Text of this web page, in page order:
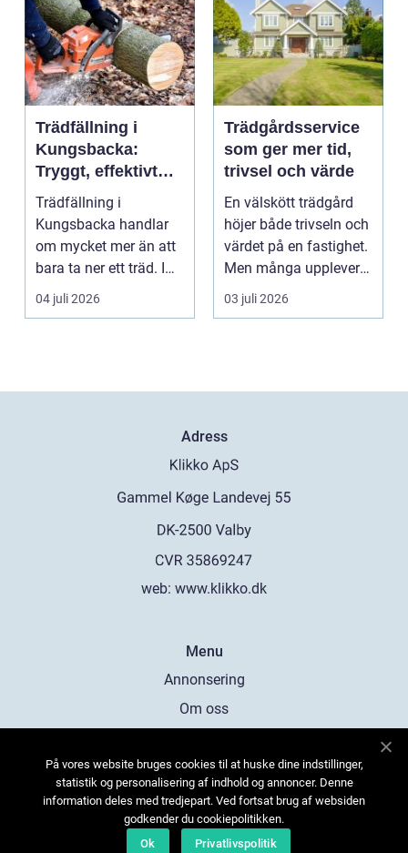
Trädfällning i
Kungsbacka:
Tryggt, effektivt
och med omtanke
om hela tomten
Trädfällning i
Kungsbacka handlar
om mycket mer än att
bara ta ner ett träd. I
e...
04 juli 2026
Trädgårdsservice
som ger mer tid,
trivsel och värde
En välskött trädgård
höjer både trivseln och
värdet på en fastighet.
Men många upplever
att tiden, o...
03 juli 2026
Adress
web: www.klikko.dk
Menu
Annonsering
Om oss
Kontakta oss
Sitemap
På vores website bruges cookies til at huske dine indstillinger,
statistik og personalisering af indhold og annoncer. Denne
information deles med tredjepart. Ved fortsat brug af websiden
godkender du cookiepolitikken.
Ok
Privatlivspolitik